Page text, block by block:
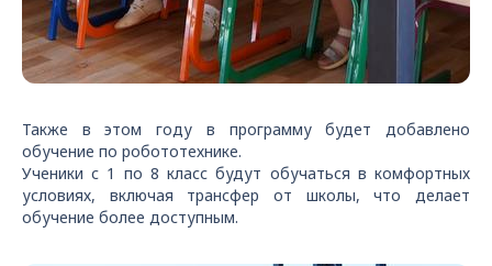
Также в этом году в программу будет добавлено
обучение по робототехнике.
Ученики с 1 по 8 класс будут обучаться в комфортных
условиях, включая трансфер от школы, что делает
обучение более доступным.